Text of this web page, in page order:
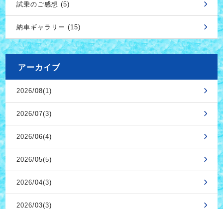
試乗のご感想 (5)
納車ギャラリー (15)
アーカイブ
2026/08(1)
2026/07(3)
2026/06(4)
2026/05(5)
2026/04(3)
2026/03(3)